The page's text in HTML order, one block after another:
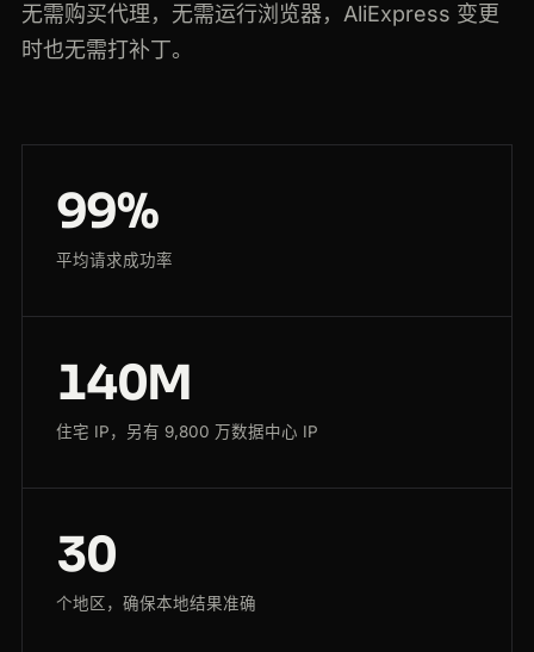
无需购买代理，无需运行浏览器，AliExpress 变更
时也无需打补丁。
99%
平均请求成功率
140M
住宅 IP，另有 9,800 万数据中心 IP
30
个地区，确保本地结果准确